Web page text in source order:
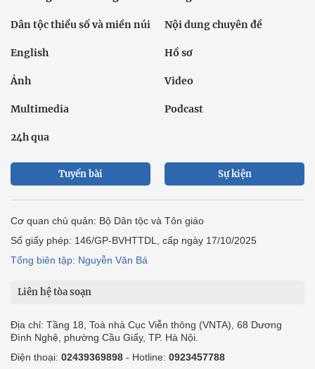
Dân tộc thiểu số và miền núi Nội dung chuyên đề
English Hồ sơ
Ảnh Video
Multimedia Podcast
24h qua
Tuyến bài Sự kiện
Cơ quan chủ quản: Bộ Dân tộc và Tôn giáo
Số giấy phép: 146/GP-BVHTTDL, cấp ngày 17/10/2025
Tổng biên tập: Nguyễn Văn Bá
Liên hệ tòa soạn
Địa chỉ: Tầng 18, Toà nhà Cục Viễn thông (VNTA), 68 Dương
Đình Nghệ, phường Cầu Giấy, TP. Hà Nội.
Điện thoại: 02439369898 - Hotline: 0923457788